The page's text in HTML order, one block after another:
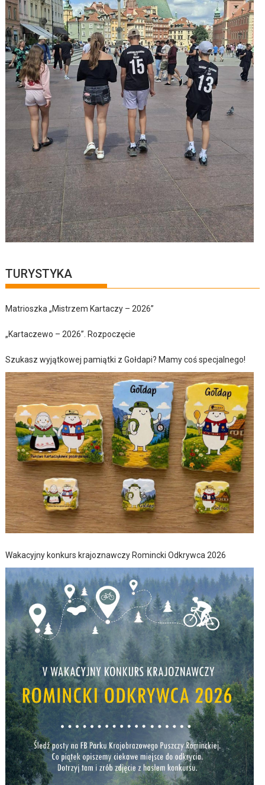
TURYSTYKA
Matrioszka „Mistrzem Kartaczy – 2026”
„Kartaczewo – 2026”. Rozpoczęcie
Szukasz wyjątkowej pamiątki z Gołdapi? Mamy coś specjalnego!
Wakacyjny konkurs krajoznawczy Romincki Odkrywca 2026